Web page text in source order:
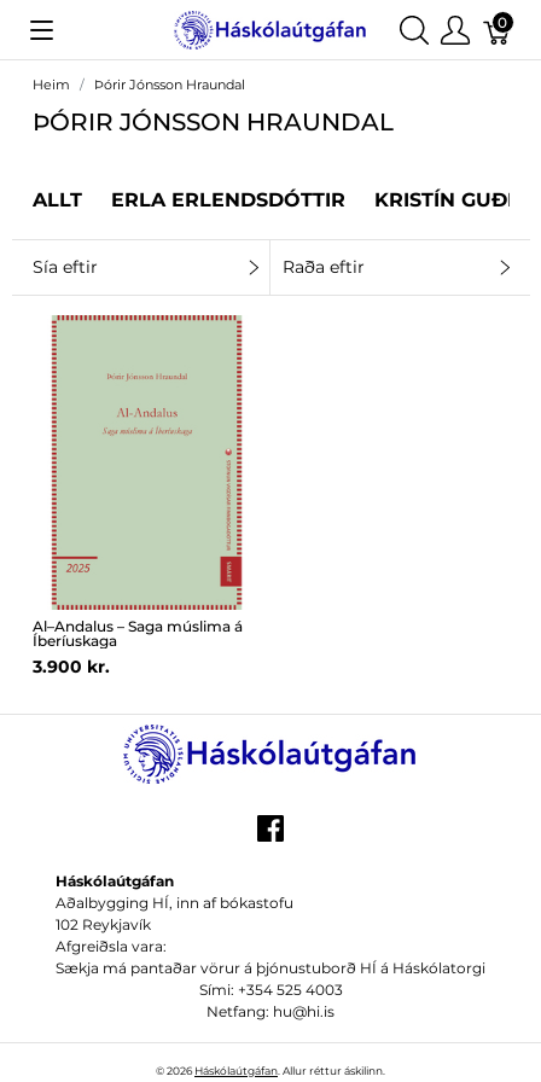
0
Heim Þórir Jónsson Hraundal
ÞÓRIR JÓNSSON HRAUNDAL
ALLT ERLA ERLENDSDÓTTIR KRISTÍN
Sía eftir Raða eftir
Al–Andalus – Saga múslima á
Íberíuskaga
3.900 kr.
Háskólaútgáfan
Aðalbygging HÍ, inn af bókastofu
102 Reykjavík
Afgreiðsla vara:
Sækja má pantaðar vörur á þjónustuborð HÍ á Háskólatorgi
Sími: +354 525 4003
Netfang: hu@hi.is
© 2026Háskólaútgáfan . Allur réttur áskilinn.